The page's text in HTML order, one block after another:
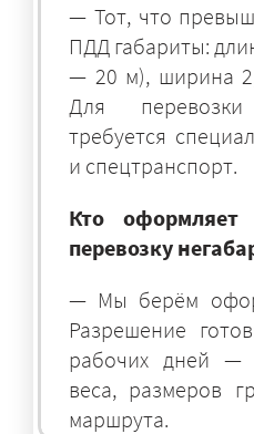
— Тот, что
ПДД габариты:
— 20 м), ширина
Для
требуется
и спецтранспорт.
Кто оформляет
перевозку
— Мы берём
Разрешение
рабочих дней —
веса, размеров
маршрута.